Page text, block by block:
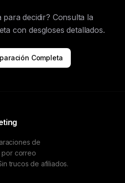
para decidir? Consulta la
con desgloses detallados.
Completa
de
por correo
trucos de afiliados.